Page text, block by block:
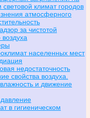
световой климат городов
атмосферного
за чистотой
населенных мест
недостаточность
свойства воздуха.
и движение
в гигиеническом